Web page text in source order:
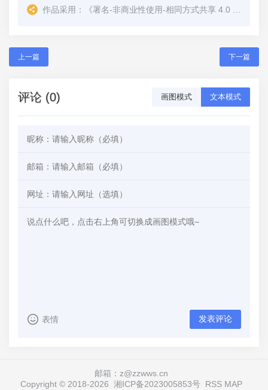
作品采用：
《署名-非商业性使用-相同方式共享 4.0 国际 (CC BY-NC-SA 4.0)
上一篇 下一篇
评论 (0) 画图模式 文本模式
表情 发表评论
邮箱：z@zzwws.cn
Copyright © 2018-2026 湘ICP备2023005853号 RSS MAP